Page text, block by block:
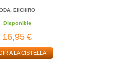
ODA, EIICHIRO
Disponible
16,95 €
A LA CISTELLA